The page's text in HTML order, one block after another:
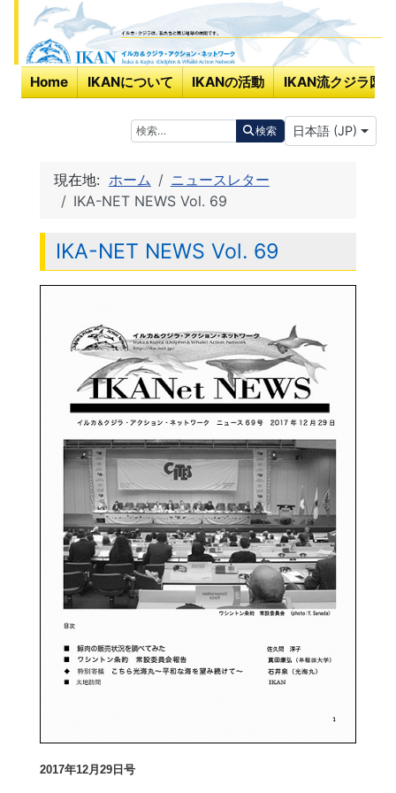
検索 検索 あなたが使う言
日本語 (JP)
Home IKANについて IKANの活動 IKAN流クジラ図鑑
現在地: ホーム
ニュースレター
IKA-NET NEWS Vol. 69
IKA-NET NEWS Vol. 69
2017年12月29日号